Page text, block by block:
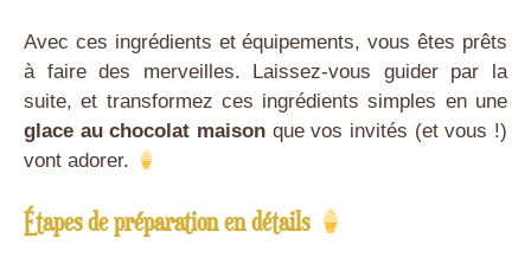
Avec ces ingrédients et équipements, vous êtes prêts
à faire des merveilles. Laissez-vous guider par la
suite, et transformez ces ingrédients simples en une
glace au chocolat maison que vos invités (et vous !)
vont adorer.
Étapes de préparation en détails